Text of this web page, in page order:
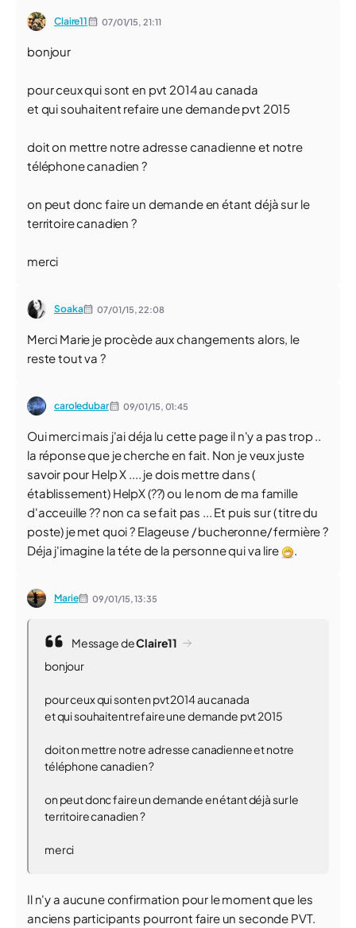
Claire11 07/01/15, 21:11
bonjour
pour ceux qui sont en pvt 2014 au canada
et qui souhaitent refaire une demande pvt 2015
doit on mettre notre adresse canadienne et notre
téléphone canadien ?
on peut donc faire un demande en étant déjà sur le
territoire canadien ?
merci
Soaka 07/01/15,22:08
Merci Marie je procède aux changements alors, le
reste tout va ?
caroledubar 09/01/15, 01:45
Oui merci mais j'ai déja lu cette page il n'y a pas trop ..
la réponse que je cherche en fait. Non je veux juste
savoir pour Help X .... je dois mettre dans (
établissement) HelpX (??) ou le nom de ma famille
d'acceuille ?? non ca se fait pas ... Et puis sur ( titre du
poste) je met quoi ? Elageuse / bucheronne/ fermière ?
Déja j'imagine la téte de la personne qui va lire
.
Marie 09/01/15,13:35
Message deClaire11
bonjour
pour ceux qui sont en pvt 2014 au canada
et qui souhaitent refaire une demande pvt 2015
doit on mettre notre adresse canadienne et notre
téléphone canadien ?
on peut donc faire un demande en étant déjà sur le
territoire canadien ?
merci
Il n'y a aucune confirmation pour le moment que les
anciens participants pourront faire un seconde PVT.